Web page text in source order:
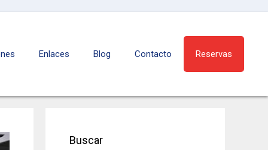
Enlaces Blog Contacto Reservas
Buscar